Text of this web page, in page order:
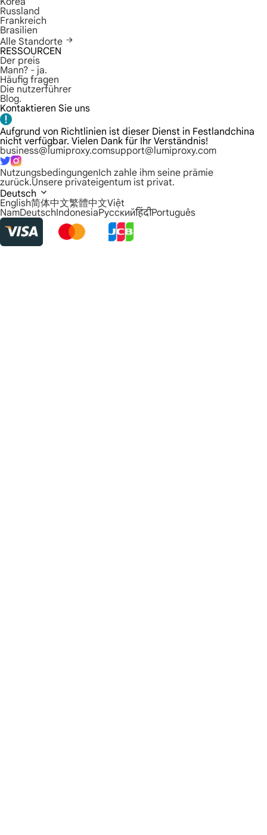
Russland
Frankreich
Brasilien
Alle Standorte
RESSOURCEN
Der preis
Mann? - ja.
Häufig fragen
Die nutzerführer
Blog.
Kontaktieren Sie uns
Aufgrund von Richtlinien ist dieser Dienst in Festlandchina
nicht verfügbar. Vielen Dank für Ihr Verständnis!
business@lumiproxy.comsupport@lumiproxy.com
NutzungsbedingungenIch zahle ihm seine prämie
zurück.Unsere privateigentum ist privat.
Deutsch
English简体中文繁體中文Việt
NamDeutschIndonesiaРусскийहिंदीPortuguês